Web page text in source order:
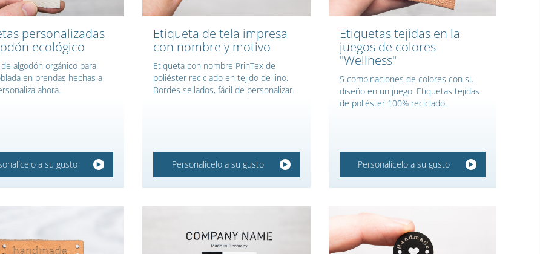
personalizadas
ecológico
algodón orgánico para
en prendas hechas a
ahora.
a su gusto
Etiqueta de tela impresa
con nombre y motivo
Etiqueta con nombre PrinTex de
poliéster reciclado en tejido de lino.
Bordes sellados, fácil de personalizar.
Personalícelo a su gusto
Etiquetas tejidas en la
juegos de colores
"Wellness"
5 combinaciones de colores con su
diseño en un juego. Etiquetas tejidas
de poliéster 100% reciclado.
Personalícelo a su gusto